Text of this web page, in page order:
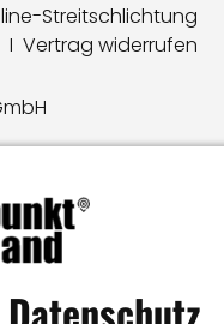
Streitschlichtung
I Vertrag widerrufen